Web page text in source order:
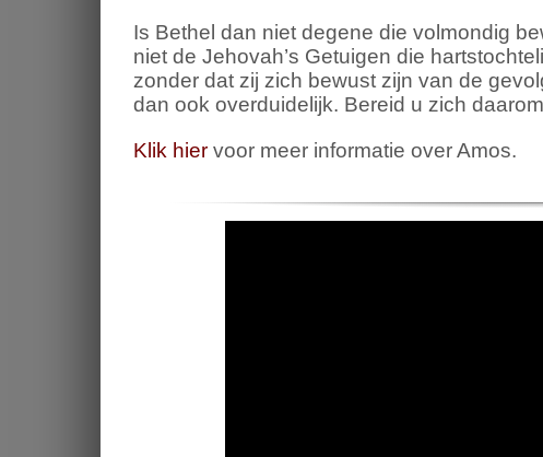
Is Bethel dan niet degene die volmondig
niet de Jehovah’s Getuigen die
zonder dat zij zich bewust zijn van de
dan ook overduidelijk. Bereid u zich
Klik hier voor meer informatie over Amos.